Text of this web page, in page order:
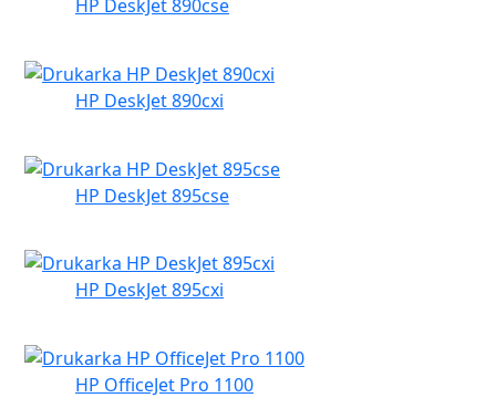
HP DeskJet 890cse
HP DeskJet 890cxi
HP DeskJet 895cse
HP DeskJet 895cxi
HP OfficeJet Pro 1100